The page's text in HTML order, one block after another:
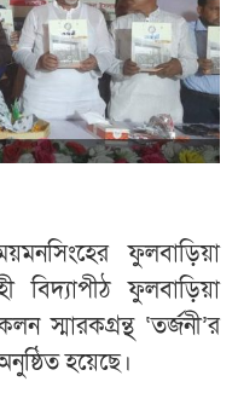
ফুলবাড়িয়া
বিদ্যাপীঠ ফুলবাড়িয়া
স্মারকগ্রন্থ ‘তর্জনী’র
হয়েছে।